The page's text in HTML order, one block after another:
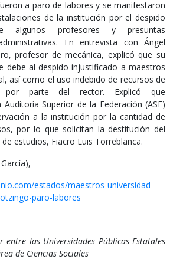
a paro de labores y se manifestaron
de la institución por el despido
algunos profesores y presuntas
En entrevista con Ángel
profesor de mecánica, explicó que su
debe al despido injustificado a maestros
así como el uso indebido de recursos de
por parte del rector. Explicó que
Superior de la Federación (ASF)
a la institución por la cantidad de
por lo que solicitan la destitución del
estudios, Fiacro Luis Torreblanca.
estados/maestros-universidad-
paro-labores
entre las Universidades Públicas Estatales
de Ciencias Sociales